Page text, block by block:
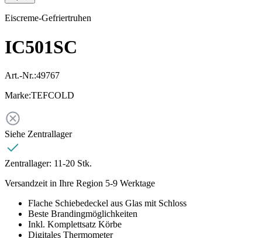
Eiscreme-Gefriertruhen
IC501SC
Art.-Nr.:49767
Marke:TEFCOLD
Siehe Zentrallager
Zentrallager: 11-20 Stk.
Versandzeit in Ihre Region 5-9 Werktage
Flache Schiebedeckel aus Glas mit Schloss
Beste Brandingmöglichkeiten
Inkl. Komplettsatz Körbe
Digitales Thermometer